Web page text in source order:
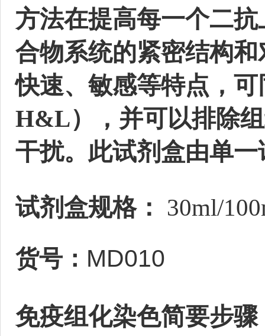
方法在提高每一个二
合物系统的紧密结构
快速、敏感等特点，
H&L），并可以排除
干扰。此试剂盒由单
试剂盒规格： 30ml/
货号： MD010
免疫组化染色简要步骤